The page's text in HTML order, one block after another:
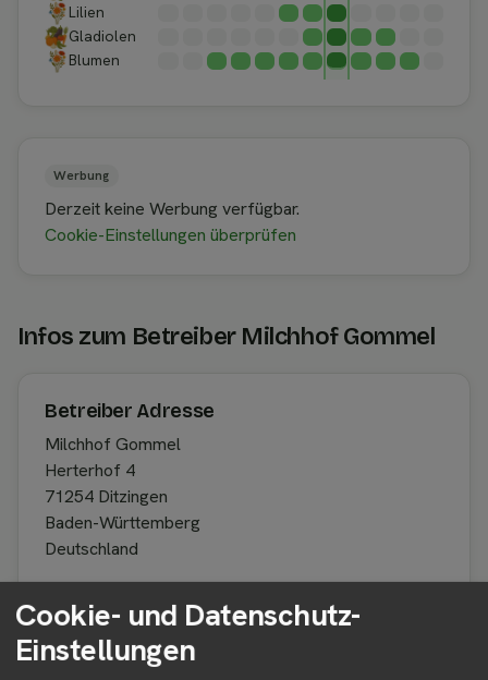
Lilien
Gladiolen
Blumen
Werbung
Derzeit keine Werbung verfügbar.
Cookie-Einstellungen überprüfen
Infos zum Betreiber Milchhof Gommel
Betreiber Adresse
Milchhof Gommel
Herterhof 4
71254 Ditzingen
Baden-Württemberg
Deutschland
Betreiber kontaktieren
Cookie- und Datenschutz-
Einstellungen